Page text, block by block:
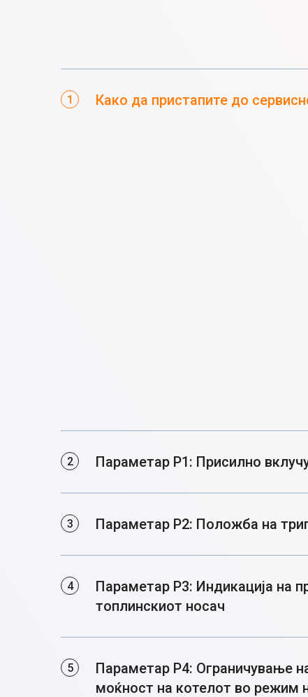
Како да пристапите до
Параметар P1: Присилно
Параметар P2: Положба на
Параметар P3: Индикација на
топлинскиот носач
Параметар P4: Ограничување
моќност на котелот во режим